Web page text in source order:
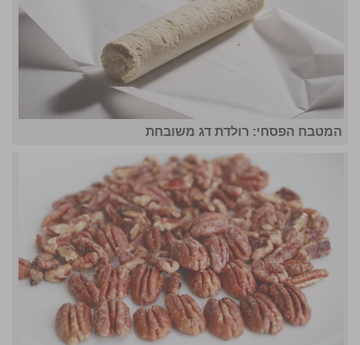
המטבח הפסחי: רולדת דג משובחת